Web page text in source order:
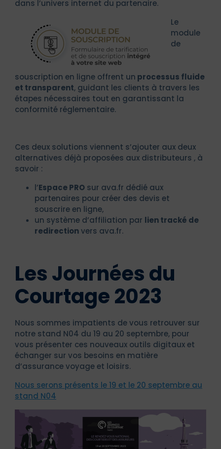
dans l’univers internet du partenaire.
Le
module
de
souscription en ligne offrent un processus fluide
et transparent, guidant les clients à travers les
étapes nécessaires tout en garantissant la
conformité réglementaire.
Ces deux solutions viennent s’ajouter aux deux
alternatives déjà proposées aux distributeurs , à
savoir :
l’Espace PRO sur ava.fr dédié aux
partenaires pour créer des devis et
souscrire en ligne,
un système d’affiliation par lien tracké de
redirectionvers ava.fr.
Les Journées du
Courtage 2023
Nous sommes impatients de vous retrouver sur
notre stand N04 du 19 au 20 septembre, pour
vous présenter ces nouveaux outils digitaux et
échanger sur vos besoins en matière
d’assurance voyage et loisirs.
Nous serons présents le 19 et le 20 septembre au
stand N04